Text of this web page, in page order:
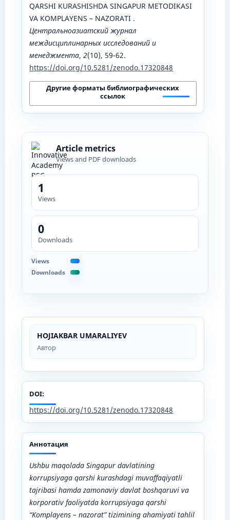
HOJIAKBAR UMARALIYEV
Автор
DOI:
https://doi.org/10.5281/zenodo.17320848
Аннотация
Ushbu maqolada Singapur davlatining
korrupsiyaga qarshi kurashdagi muvaffaqiyatli
tajribasi hamda zamonaviy davlat boshqaruvi va
korporativ faoliyatda korrupsiyaga qarshi
“Komplayens – nazorat” tizimining ahamiyati tahlil
QARSHI KURASHISHDA SINGAPUR METODIKASI
VA KOMPLAYENS – NAZORATI .
Центральноазиатский журнал
междисциплинарных исследований и
менеджмента, 2(10), 59-62.
https://doi.org/10.5281/zenodo.17320848
Другие форматы библиографических
ссылок
Article metrics
Views and PDF downloads
1
Views
0
Downloads
Views
Downloads